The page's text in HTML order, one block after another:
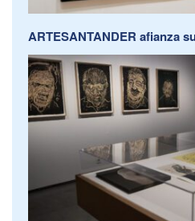
ARTESANTANDER afianza